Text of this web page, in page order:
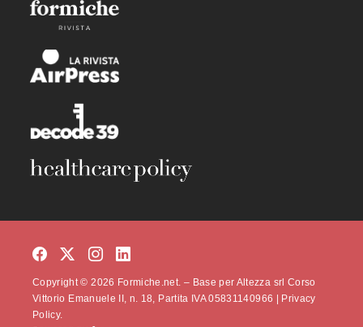
Copyright © 2026 Formiche.net. – Base per Altezza srl Corso
Vittorio Emanuele II, n. 18, Partita IVA 05831140966 |
Privacy
Policy.